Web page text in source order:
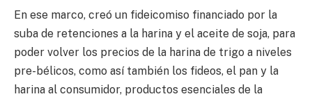
En ese marco, creó un fideicomiso financiado por la
suba de retenciones a la harina y el aceite de soja, para
poder volver los precios de la harina de trigo a niveles
pre-bélicos, como así también los fideos, el pan y la
harina al consumidor, productos esenciales de la